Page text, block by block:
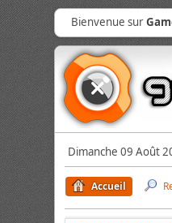
Bienvenue sur
Dimanche 09 Août
Accueil